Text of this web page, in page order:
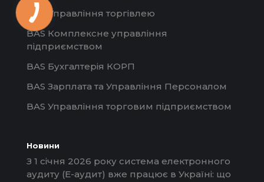
BAS Управління торгівлею
BAS Комплексне управління
підприємством
BAS Бухгалтерія КОРП
BAS Зарплата та Управління Персоналом
BAS Управління торговим підприємством
Новини
З 1 січня 2026 року система електронного
аудиту (Е-аудит) вже працює в Україні: що